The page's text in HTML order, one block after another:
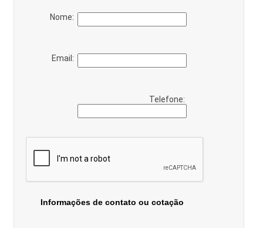
Nome:
Email:
Telefone:
Informações de contato ou cotação